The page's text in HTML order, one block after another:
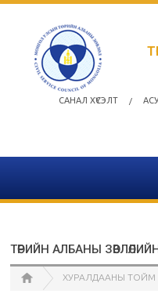
САНАЛ ХҮСЭЛТ /
ТӨРИЙН АЛБАНЫ
ХУРАЛДААНЫ ТОЙМ